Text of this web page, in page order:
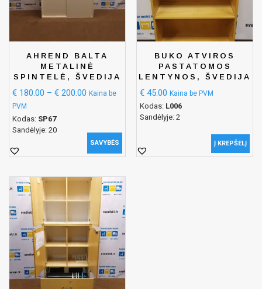
AHREND BALTA
METALINĖ
SPINTELĖ, ŠVEDIJA
€ 180.00 – € 200.00 Kaina be
PVM
Kodas: SP67
Sandėlyje: 20
SAVYBĖS
BUKO ATVIROS
PASTATOMOS
LENTYNOS, ŠVEDIJA
€ 45.00 Kaina be PVM
Kodas: L006
Sandėlyje: 2
Į KREPŠELĮ